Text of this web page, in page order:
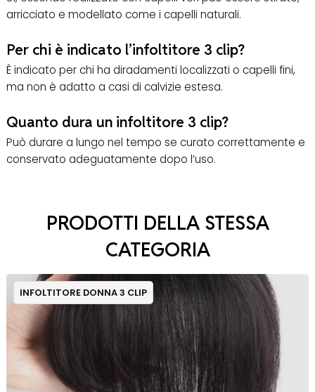
arricciato e modellato come i capelli naturali.
Per chi è indicato l’infoltitore 3 clip?
È indicato per chi ha diradamenti localizzati o capelli fini,
ma non è adatto a casi di calvizie estesa.
Quanto dura un infoltitore 3 clip?
Può durare a lungo nel tempo se curato correttamente e
conservato adeguatamente dopo l’uso.
PRODOTTI DELLA STESSA
CATEGORIA
INFOLTITORE DONNA 3 CLIP